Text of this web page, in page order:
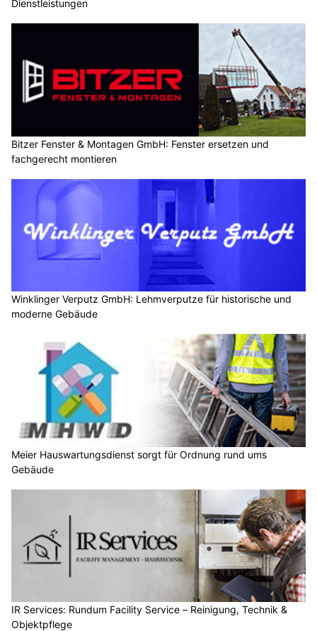
Dienstleistungen
Bitzer Fenster & Montagen GmbH: Fenster ersetzen und
fachgerecht montieren
Winklinger Verputz GmbH: Lehmverputze für historische und
moderne Gebäude
Meier Hauswartungsdienst sorgt für Ordnung rund ums
Gebäude
IR Services: Rundum Facility Service – Reinigung, Technik &
Objektpflege